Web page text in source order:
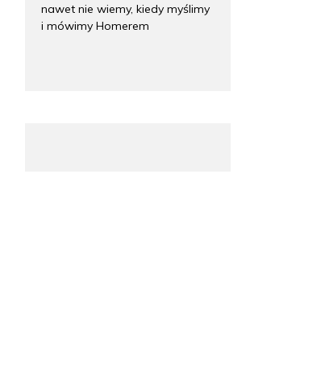
nawet nie wiemy, kiedy myślimy
i mówimy Homerem